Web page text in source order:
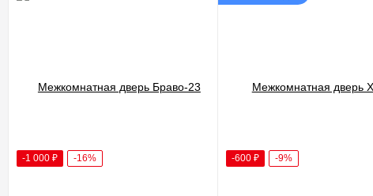
-1 000 ₽ -16% -600 ₽ -9%